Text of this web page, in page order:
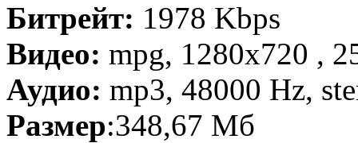
Битрейт: 1978 Kbps
Видео: mpg, 1280х720 ,
Аудио: mp3, 48000 Hz,
Размер:348,67 Мб